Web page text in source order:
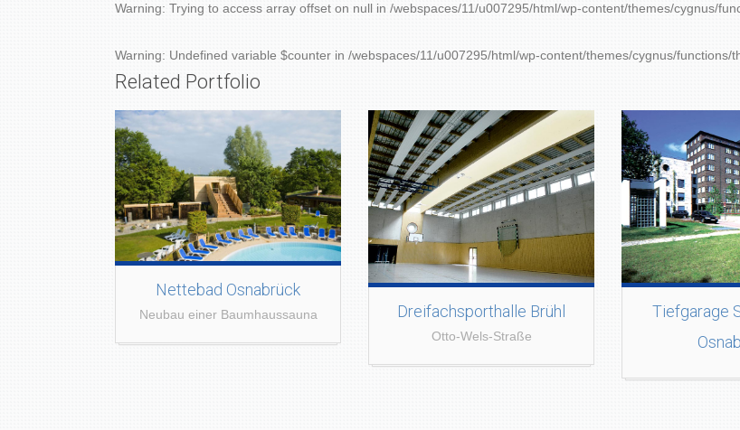
Warning: Trying to access array offset on null in /webspaces/11/u007295/html/wp-content/themes/cygnus/
Warning: Undefined variable $counter in /webspaces/11/u007295/html/wp-content/themes/cygnus/functions/
Related Portfolio
Nettebad Osnabrück
Neubau einer Baumhaussauna Dreifachsporthalle Brühl
Otto-Wels-Straße
Tiefgarage